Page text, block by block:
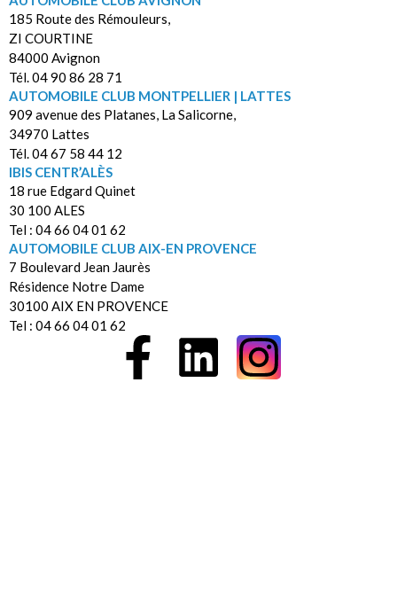
185 Route des Rémouleurs,
ZI COURTINE
84000 Avignon
Tél. 04 90 86 28 71
AUTOMOBILE CLUB MONTPELLIER | LATTES
909 avenue des Platanes, La Salicorne,
34970 Lattes
Tél. 04 67 58 44 12
IBIS CENTR’ALÈS
18 rue Edgard Quinet
30 100 ALES
Tel : 04 66 04 01 62
AUTOMOBILE CLUB AIX-EN PROVENCE
7 Boulevard Jean Jaurès
Résidence Notre Dame
30100 AIX EN PROVENCE
Tel : 04 66 04 01 62